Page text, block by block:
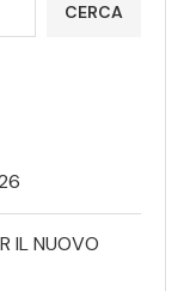
CERCA
IL NUOVO